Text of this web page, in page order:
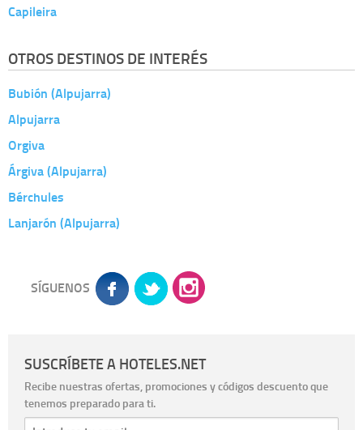
Capileira
OTROS DESTINOS DE INTERÉS
Bubión (Alpujarra)
Alpujarra
Orgiva
Árgiva (Alpujarra)
Bérchules
Lanjarón (Alpujarra)
SÍGUENOS
SUSCRÍBETE A HOTELES.NET
Recibe nuestras ofertas, promociones y códigos descuento que
tenemos preparado para ti.